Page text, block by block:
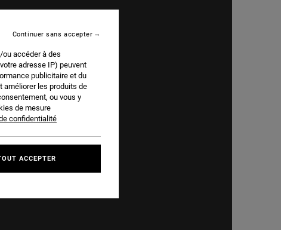
accéder à des
adresse IP) peuvent
publicitaire et du
améliorer les produits de
ou vous y
de mesure
confidentialité
Continuer sans accepter
ACCEPTER